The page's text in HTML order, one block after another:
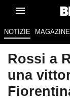
NOTIZIE MAGAZINE
Rossi a
una